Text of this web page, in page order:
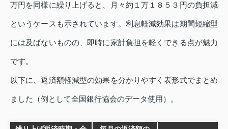
万円を同様に繰り上げると、月々約１万１８５３円の負担減
というケースも示されています。利息軽減効果は期間短縮型
には及ばないものの、即時に家計負担を軽くできる点が魅力
です。
以下に、返済額軽減型の効果を分かりやすく表形式でまとめ
ました（例として全国銀行協会のデータ使用）。